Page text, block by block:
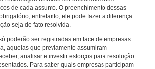
de cada assunto. O preenchimento dessas
entretanto, ele pode fazer a diferença
seja de fato resolvida.
poderão ser registradas em face de empresas
aquelas que previamente assumiram
analisar e investir esforços para resolução
Para saber quais empresas participam